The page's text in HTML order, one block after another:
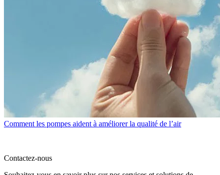
Comment les pompes aident à améliorer la qualité de l’air
Contactez-nous